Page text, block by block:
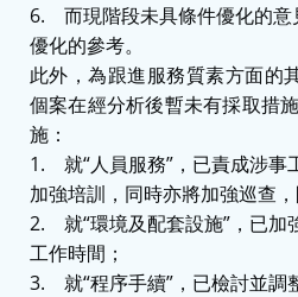
6. 而現階段未具條件優化的意
優化的參考。
此外，為跟進服務質素方面的
個案在經分析後暫未有採取措
施：
1. 就“人員服務”，已責成涉事
加強培訓，同時亦將加強巡查
2. 就“環境及配套設施”，已加
工作時間；
3. 就“程序手續”，已檢討並調